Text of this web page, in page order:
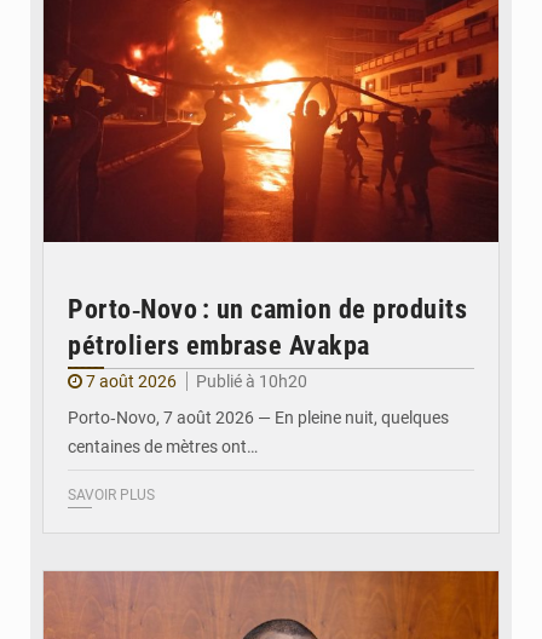
Porto‑Novo : un camion de produits
pétroliers embrase Avakpa
7 août 2026
Publié à 10h20
Porto‑Novo, 7 août 2026 — En pleine nuit, quelques
centaines de mètres ont…
SAVOIR PLUS